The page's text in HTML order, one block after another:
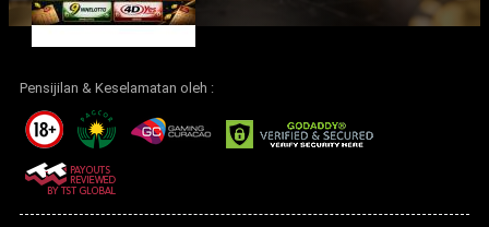
Pensijilan & Keselamatan oleh :